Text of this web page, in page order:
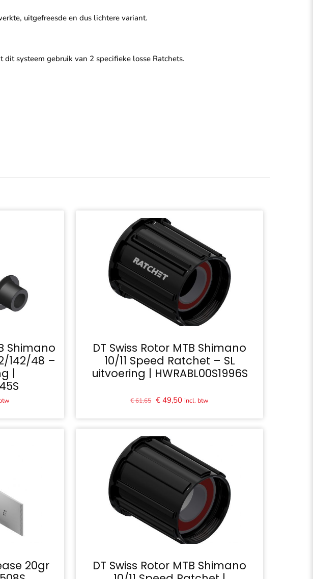
uitgefreesde en dus lichtere variant.
systeem gebruik van 2 specifieke losse Ratchets.
Shimano
142/48 –
|
DT Swiss Rotor MTB Shimano
10/11 Speed Ratchet – SL
uitvoering | HWRABL00S1996S
€61,65 Oorspronkelijke
€ 61,65.
€ 49,50Huidige
incl. btw
20gr
DT Swiss Rotor MTB Shimano